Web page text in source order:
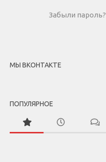
Забыли пароль?
МЫ ВКОНТАКТЕ
ПОПУЛЯРНОЕ